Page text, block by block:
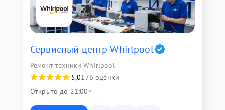
Сервисный центр Whirlpool
Ремонт техники Whirlpool
5,0176 оценки
Открыто до 21:00